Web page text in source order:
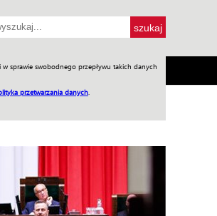
sprawie swobodnego przepływu takich danych
przetwarzania danych
Praca w WIW